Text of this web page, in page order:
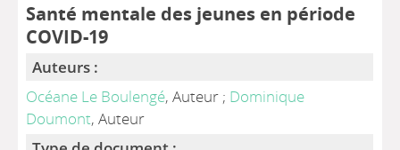
Santé mentale des jeunes en période
COVID-19
Auteurs :
Océane Le Boulengé, Auteur ; Dominique
Doumont, Auteur